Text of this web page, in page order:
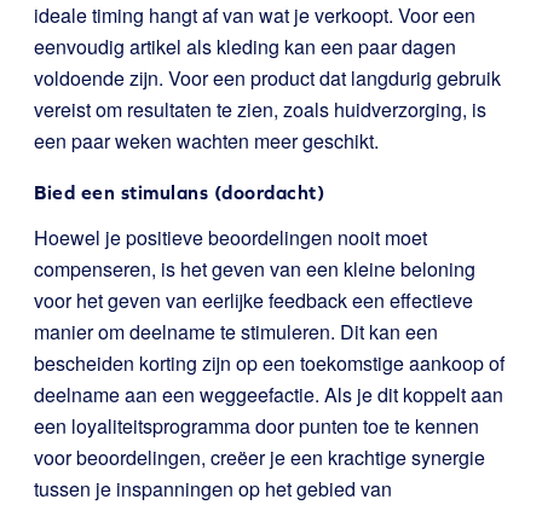
ideale timing hangt af van wat je verkoopt. Voor een
eenvoudig artikel als kleding kan een paar dagen
voldoende zijn. Voor een product dat langdurig gebruik
vereist om resultaten te zien, zoals huidverzorging, is
een paar weken wachten meer geschikt.
Bied een stimulans (doordacht)
Hoewel je positieve beoordelingen nooit moet
compenseren, is het geven van een kleine beloning
voor het geven van eerlijke feedback een effectieve
manier om deelname te stimuleren. Dit kan een
bescheiden korting zijn op een toekomstige aankoop of
deelname aan een weggeefactie. Als je dit koppelt aan
een loyaliteitsprogramma door punten toe te kennen
voor beoordelingen, creëer je een krachtige synergie
tussen je inspanningen op het gebied van